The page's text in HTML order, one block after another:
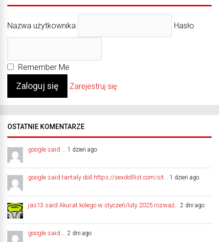
Nazwa użytkownika Hasło
Remember Me
Zarejestruj się
OSTATNIE KOMENTARZE
google said ... 1 dzień ago
google said tantaly doll https://sexdolllist.com/sit... 1 dzień ago
jas13 said Akurat kolego w styczeń/luty 2025 rozważ... 2 dni ago
google said ... 2 dni ago